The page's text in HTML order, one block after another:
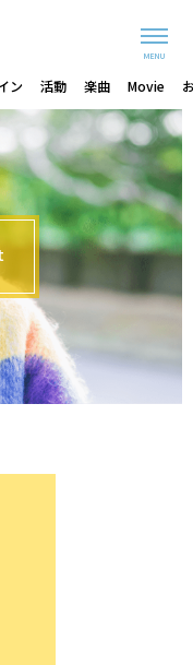
ン 活動 楽曲 Movie
MENU